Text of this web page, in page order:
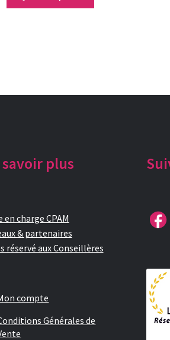
plus
en charge CPAM
& partenaires
réservé aux Conseillères
compte
Générales de